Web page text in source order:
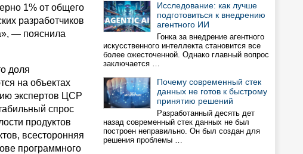
1% от общего
разработчиков
— пояснила
доля
на объектах
экспертов ЦСР
спрос
продуктов
всесторонняя
программного
Исследование: как лучше
подготовиться к внедрению
агентного ИИ
Гонка за внедрение агентного
искусственного интеллекта становится все
более ожесточенной. Однако главный вопрос
заключается …
Почему современный стек
данных не готов к быстрому
принятию решений
Разработанный десять дет
назад современный стек данных не был
построен неправильно. Он был создан для
решения проблемы …